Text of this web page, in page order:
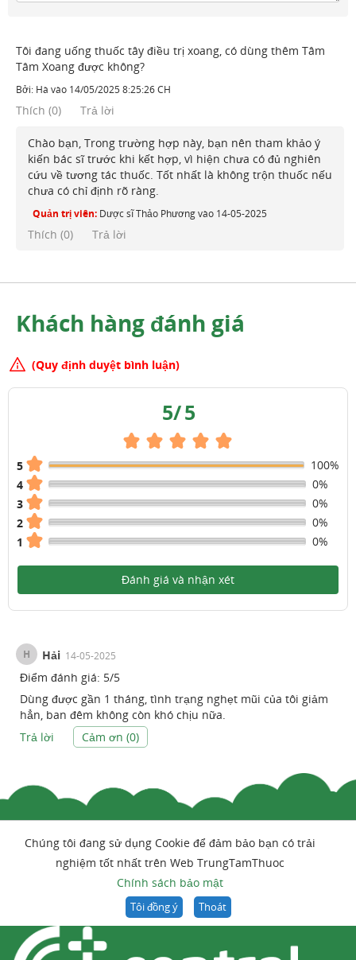
Tôi đang uống thuốc tây điều trị xoang, có dùng thêm Tâm
Tâm Xoang được không?
Bởi: Hà vào 14/05/2025 8:25:26 CH
Thích (0) Trả lời
Chào bạn, Trong trường hợp này, bạn nên tham khảo ý
kiến bác sĩ trước khi kết hợp, vì hiện chưa có đủ nghiên
cứu về tương tác thuốc. Tốt nhất là không trộn thuốc nếu
chưa có chỉ định rõ ràng.
Quản trị viên: Dược sĩ Thảo Phươngvào 14-05-2025
Thích (0) Trả lời
Khách hàng đánh giá
(Quy định duyệt bình luận)
5/5
5
100%
4
0%
3
0%
2
0%
1
0%
Đánh giá và nhận xét
H Hải 14-05-2025
Điểm đánh giá: 5/5
Dùng được gần 1 tháng, tình trạng nghẹt mũi của tôi giảm
hẳn, ban đêm không còn khó chịu nữa.
Trả lời
Cảm ơn (0)
Chúng tôi đang sử dụng Cookie để đảm bảo bạn có trải
nghiệm tốt nhất trên Web TrungTamThuoc
Chính sách bảo mật
Tôi đồng ý Thoát